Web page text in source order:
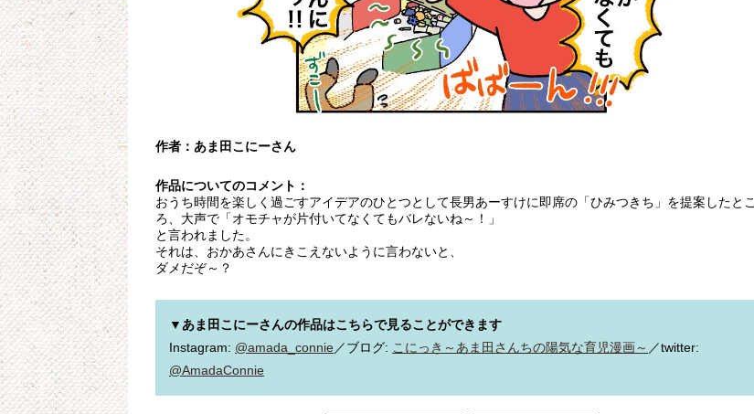
作者：あま田こにーさん
作品についてのコメント：
おうち時間を楽しく過ごすアイデアのひとつとして長男あーすけに即席の「ひみつきち」を提案したとこ
ろ、大声で「オモチャが片付いてなくてもバレないね～！」
と言われました。
それは、おかあさんにきこえないように言わないと、
ダメだぞ～？
▼あま田こにーさんの作品はこちらで見ることができます
Instagram: @amada_connie／ブログ: こにっき～あま田さんちの陽気な育児漫画～
@AmadaConnie